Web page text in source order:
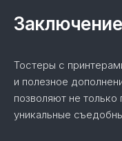
Заключение
Тостеры с
и полезное
позволяют не
уникальные